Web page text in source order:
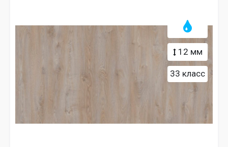
12 мм
33 класс